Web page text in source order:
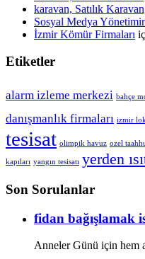
karavan, Satılık
Sosyal Medya
İzmir Kömür Firmaları
Etiketler
alarm izleme merkezi bahçe
danışmanlık firmaları izmir
tesisat olimpik havuz ozel
kapıları yangın tesisatı yerden
Son Sorulanlar
fidan bağışlamak
Anneler Günü için hem